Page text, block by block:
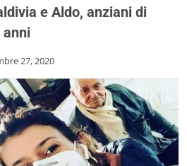
e Aldo, anziani di
anni
27, 2020